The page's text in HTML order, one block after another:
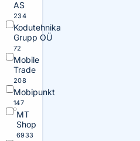
AS
234
Kodutehnika
Grupp OÜ
72
Mobile
Trade
208
Mobipunkt
147
MT
Shop
6933